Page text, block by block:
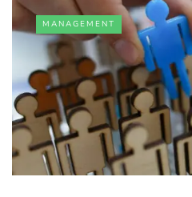
MANAGEMENT